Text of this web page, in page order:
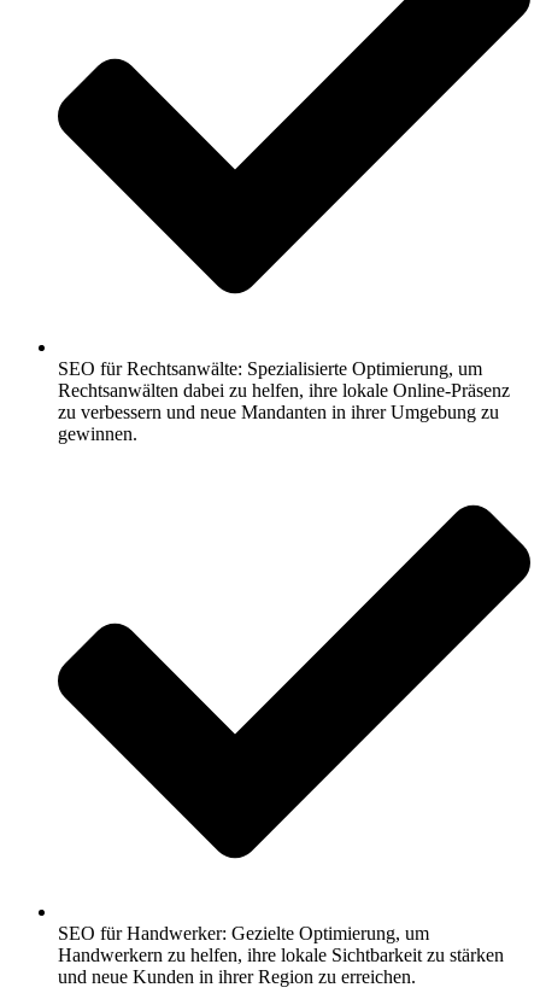
SEO für Rechtsanwälte: Spezialisierte Optimierung, um
Rechtsanwälten dabei zu helfen, ihre lokale Online-Präsenz
zu verbessern und neue Mandanten in ihrer Umgebung zu
gewinnen.
SEO für Handwerker: Gezielte Optimierung, um
Handwerkern zu helfen, ihre lokale Sichtbarkeit zu stärken
und neue Kunden in ihrer Region zu erreichen.